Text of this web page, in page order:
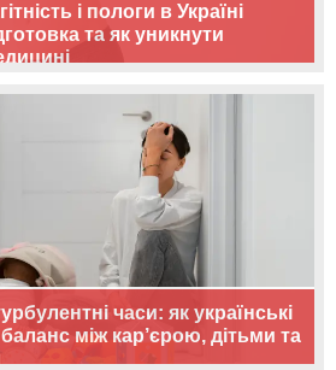
і пологи в Україні
та як уникнути
часи: як українські
між кар’єрою, дітьми та